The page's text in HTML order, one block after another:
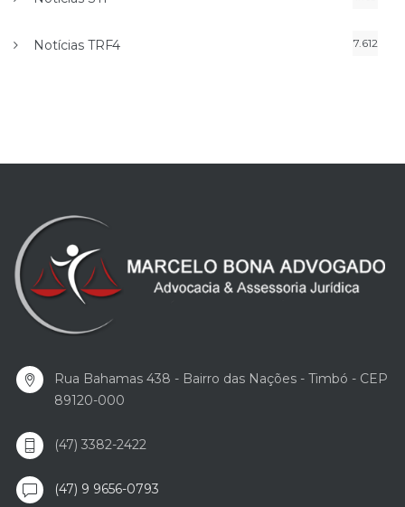
Notícias TRF4 7.612
Rua Bahamas 438 - Bairro das Nações - Timbó - CEP
89120-000
(47) 3382-2422
(47) 9 9656-0793